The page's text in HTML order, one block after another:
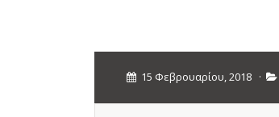
15 Φεβρουαρίου, 2018 ·